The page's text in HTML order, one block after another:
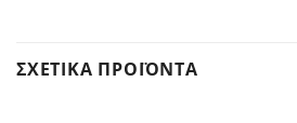
ΣΧΕΤΙΚΆ ΠΡΟΪΌΝΤΑ